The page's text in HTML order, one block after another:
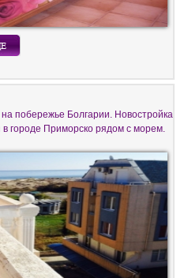
побережье Болгарии. Новостройка
в городе Приморско рядом с морем.